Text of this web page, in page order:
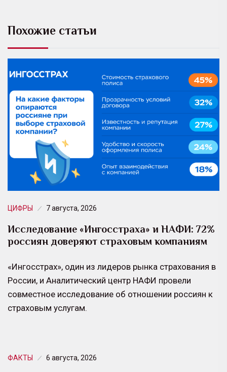
Похожие статьи
ЦИФРЫ 7 августа, 2026
Исследование «Ингосстраха» и НАФИ: 72%
россиян доверяют страховым компаниям
«Ингосстрах», один из лидеров рынка страхования в
России, и Аналитический центр НАФИ провели
совместное исследование об отношении россиян к
страховым услугам.
ФАКТЫ 6 августа, 2026